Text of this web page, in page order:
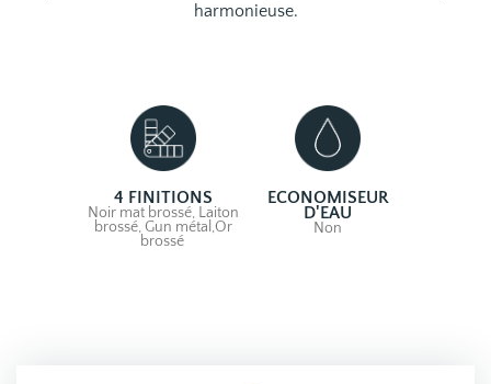
harmonieuse.
4 FINITIONS
Noir mat brossé, Laiton
brossé, Gun métal,Or
brossé
ECONOMISEUR
D'EAU
Non